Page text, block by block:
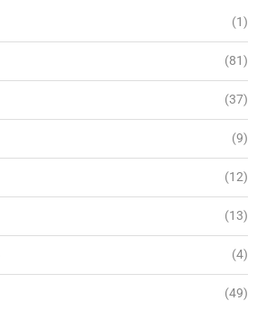
(1)
(81)
(37)
(9)
(12)
(13)
(4)
(49)